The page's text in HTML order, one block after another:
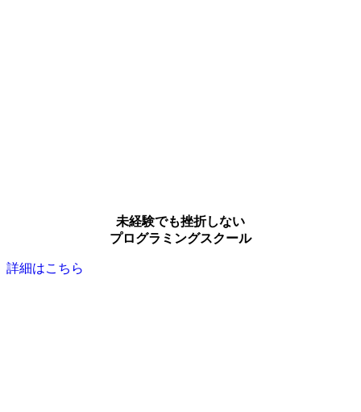
未経験でも挫折しない
プログラミングスクール
詳細はこちら